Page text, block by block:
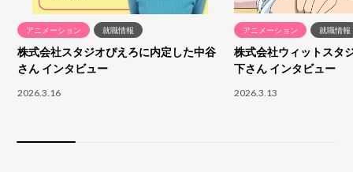
アニメーション 就職情報
株式会社スタジオぴえろに内定した中谷
さん インタビュー
2026.3.16
アニメーション 就職情報
株式会社ウィットスタ
下さん インタビュー
2026.3.13